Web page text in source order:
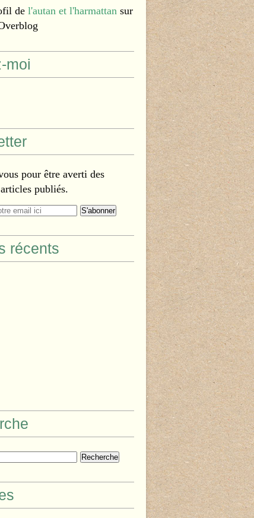
de l'autan et l'harmattan sur
moi
pour être averti des
publiés.
récents